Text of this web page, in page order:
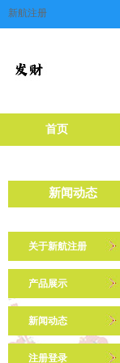
新航注册
首页
新闻动态
关于新航注册
产品展示
新闻动态
注册登录